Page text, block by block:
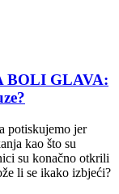
BOLI GLAVA:
potiskujemo jer
kao što su
su konačno otkrili
li se ikako izbjeći?